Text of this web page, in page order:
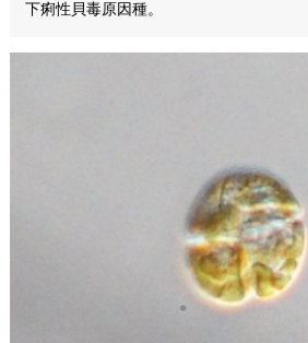
下痢性貝毒原因種。